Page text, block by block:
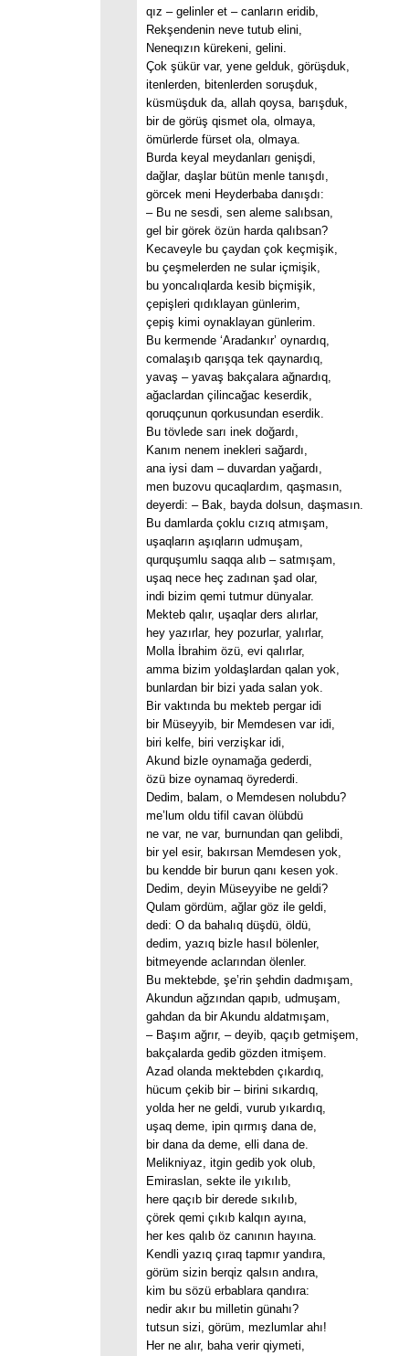
qız – gelinler et – canların eridib,
Rekşendenin neve tutub elini,
Neneqızın kürekeni, gelini.
Çok şükür var, yene gelduk, görüşduk,
itenlerden, bitenlerden soruşduk,
küsmüşduk da, allah qoysa, barışduk,
bir de görüş qismet ola, olmaya,
ömürlerde fürset ola, olmaya.
Burda keyal meydanları genişdi,
dağlar, daşlar bütün menle tanışdı,
görcek meni Heyderbaba danışdı:
– Bu ne sesdi, sen aleme salıbsan,
gel bir görek özün harda qalıbsan?
Kecaveyle bu çaydan çok keçmişik,
bu çeşmelerden ne sular içmişik,
bu yoncalıqlarda kesib biçmişik,
çepişleri qıdıklayan günlerim,
çepiş kimi oynaklayan günlerim.
Bu kermende ‘Aradankır’ oynardıq,
comalaşıb qarışqa tek qaynardıq,
yavaş – yavaş bakçalara ağnardıq,
ağaclardan çilincağac keserdik,
qoruqçunun qorkusundan eserdik.
Bu tövlede sarı inek doğardı,
Kanım nenem inekleri sağardı,
ana iysi dam – duvardan yağardı,
men buzovu qucaqlardım, qaşmasın,
deyerdi: – Bak, bayda dolsun, daşmasın.
Bu damlarda çoklu cızıq atmışam,
uşaqların aşıqların udmuşam,
qurquşumlu saqqa alıb – satmışam,
uşaq nece heç zadınan şad olar,
indi bizim qemi tutmur dünyalar.
Mekteb qalır, uşaqlar ders alırlar,
hey yazırlar, hey pozurlar, yalırlar,
Molla İbrahim özü, evi qalırlar,
amma bizim yoldaşlardan qalan yok,
bunlardan bir bizi yada salan yok.
Bir vaktında bu mekteb pergar idi
bir Müseyyib, bir Memdesen var idi,
biri kelfe, biri verzişkar idi,
Akund bizle oynamağa gederdi,
özü bize oynamaq öyrederdi.
Dedim, balam, o Memdesen nolubdu?
me’lum oldu tifil cavan ölübdü
ne var, ne var, burnundan qan gelibdi,
bir yel esir, bakırsan Memdesen yok,
bu kendde bir burun qanı kesen yok.
Dedim, deyin Müseyyibe ne geldi?
Qulam gördüm, ağlar göz ile geldi,
dedi: O da bahalıq düşdü, öldü,
dedim, yazıq bizle hasıl bölenler,
bitmeyende aclarından ölenler.
Bu mektebde, şe’rin şehdin dadmışam,
Akundun ağzından qapıb, udmuşam,
gahdan da bir Akundu aldatmışam,
– Başım ağrır, – deyib, qaçıb getmişem,
bakçalarda gedib gözden itmişem.
Azad olanda mektebden çıkardıq,
hücum çekib bir – birini sıkardıq,
yolda her ne geldi, vurub yıkardıq,
uşaq deme, ipin qırmış dana de,
bir dana da deme, elli dana de.
Melikniyaz, itgin gedib yok olub,
Emiraslan, sekte ile yıkılıb,
here qaçıb bir derede sıkılıb,
çörek qemi çıkıb kalqın ayına,
her kes qalıb öz canının hayına.
Kendli yazıq çıraq tapmır yandıra,
görüm sizin berqiz qalsın andıra,
kim bu sözü erbablara qandıra:
nedir akır bu milletin günahı?
tutsun sizi, görüm, mezlumlar ahı!
Her ne alır, baha verir qiymeti,